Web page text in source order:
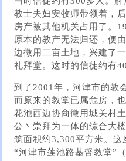
教士夫妇安牧师带领着，
房产被其他机关占用了。
原本的教产无法归还，便
边徵用二亩土地，兴建了
礼拜堂。这时的信徒约有
到了2001年，河津市的教
而原来的教堂已属危房，
花池西边协商徵用城关村
公丶崇拜为一体的综合大
筑面积约3,300平方米。这
“河津市莲池路基督教堂”